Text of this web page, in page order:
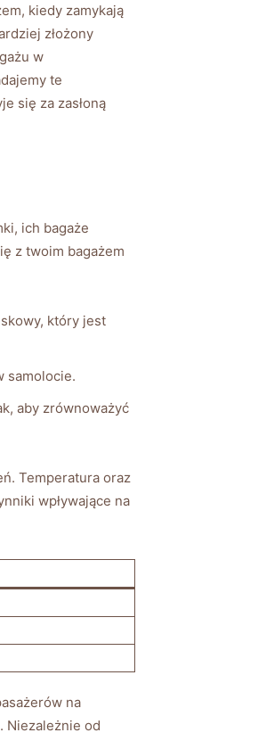
kiedy zamykają‌
‍złożony‍
w‌
te
się za zasłoną
ich bagaże
z ‍twoim bagażem
‍który jest‌
samolocie.
aby zrównoważyć
Temperatura oraz⁣
⁤wpływające na
na
Niezależnie ​od